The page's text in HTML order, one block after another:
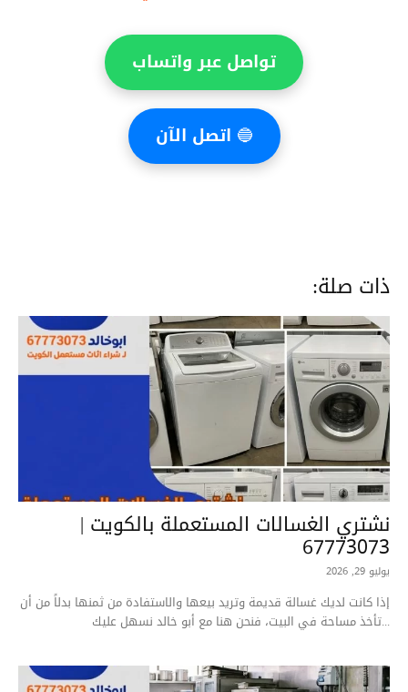
تواصل عبر واتساب
🔵 اتصل الآن
ذات صلة:
نشتري الغسالات المستعملة بالكويت |
67773073
يوليو 29, 2026
إذا كانت لديك غسالة قديمة وتريد بيعها والاستفادة من ثمنها بدلاً من أن
تأخذ مساحة في البيت، فنحن هنا مع أبو خالد نسهل عليك...